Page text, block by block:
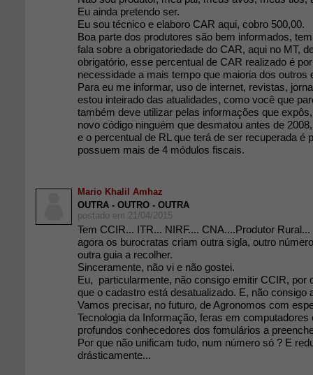
Eu ainda pretendo ser.
Eu sou técnico e elaboro CAR aqui, cobro 500,00.
Boa parte dos produtores são bem informados,
fala sobre a obrigatoriedade do CAR, aqui no MT,
obrigatório, esse percentual de CAR realizado é
necessidade a mais tempo que maioria dos outros
Para eu me informar, uso de internet, revistas,
estou inteirado das atualidades, como você que
também deve utilizar pelas informações que
novo código ninguém que desmatou antes de
e o percentual de RL que terá de ser recuperada é
possuem mais de 4 módulos fiscais.
Mario Khalil Amhaz
OUTRA - OUTRO - OUTRA
postado em 21/04/2015
Tem CCIR... ITR... NIRF.... CNA....Produtor
agora os burocratas criam outra sigla, outro
outra guia a recolher.
Sinceramente, não vi e não gostei.
Eu, particularmente, não consigo emitir CCIR, por
que o cadastro está desatualizado. E, não consigo
Vamos precisar, no futuro, de Agronomos com
Tecnologia da Informação, feras em computadores
profundos conhecedores dos fomulários a
Por que não unificam tudo, num número só ? E
drásticamente...